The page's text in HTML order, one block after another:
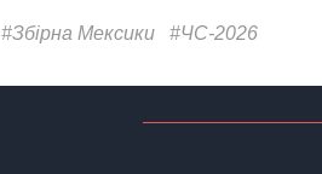
#Збірна Мексики #ЧС-2026